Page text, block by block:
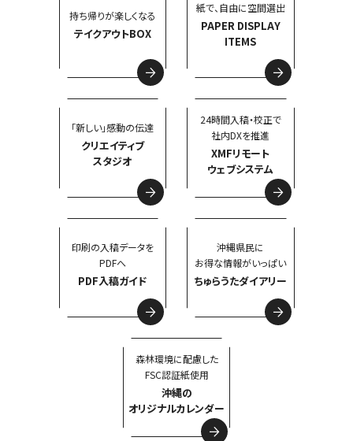
持ち帰りが楽しくなる
テイクアウトBOX
紙で、自由に空間選出
PAPER DISPLAY
ITEMS
「新しい」感動の伝達
クリエイティブ
スタジオ
24時間入稿・校正で
社内DXを推進
XMFリモート
ウェブシステム
印刷の入稿データを
PDFへ
PDF入稿ガイド
沖縄県民に
お得な情報がいっぱい
ちゅらうたダイアリー
森林環境に配慮した
FSC認証紙使用
沖縄の
オリジナルカレンダー